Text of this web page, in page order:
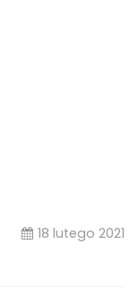
18 lutego 2021